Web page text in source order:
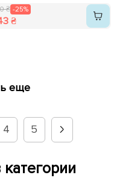
₴ -25%
₴
еще
4 5